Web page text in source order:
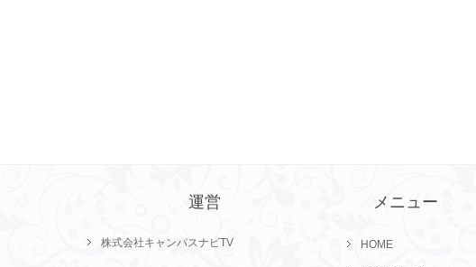
運営
株式会社キャンパスナビTV
メニュー
HOME